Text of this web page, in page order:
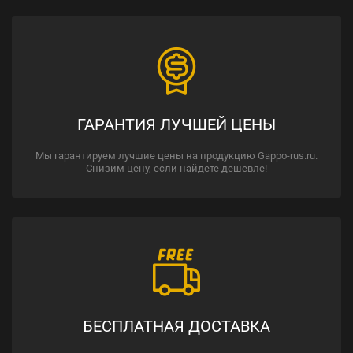
ГАРАНТИЯ ЛУЧШЕЙ ЦЕНЫ
Мы гарантируем лучшие цены на продукцию Gappo-rus.ru.
Снизим цену, если найдете дешевле!
БЕСПЛАТНАЯ ДОСТАВКА